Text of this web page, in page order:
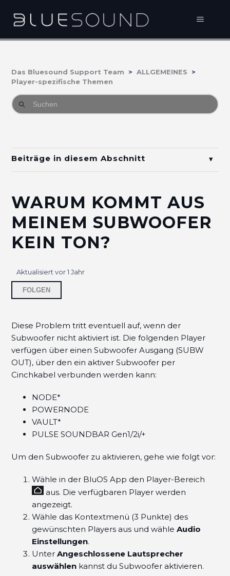
Das Bluesound Support Team
ALLGEMEINES
Player-spezifische Themen
Beiträge in diesem Abschnitt
Heimkino-Gruppen
Behebung von Erdschleifenproblemen mit dem
NODE ICON und XLR-Verbindungen
willkürlich auf den HDMI Eingang?
Warum erhalte ich eine Account Update
Unterstützen BluOS Player Dolby Inhalte?
Den PULSE FLEX ohne lokales Netzwerk
benutzen
Warum wurde meine CD als "Unbekannt" oder
mit falschen Daten gerippt?
WARUM KOMMT AUS
MEINEM SUBWOOFER
KEIN TON?
Aktualisiertvor 1 Jahr
FOLGEN
Diese Problem tritt eventuell auf, wenn der
Subwoofer nicht aktiviert ist. Die folgenden Player
verfügen über einen Subwoofer Ausgang (SUBW
OUT), über den ein aktiver Subwoofer per
Cinchkabel verbunden werden kann:
NODE*
POWERNODE
VAULT*
PULSE SOUNDBAR Gen1/2i/+
Um den Subwoofer zu aktivieren, gehe wie folgt vor:
Wähle in der BluOS App den Player-Bereich
aus. Die verfügbaren Player werden
angezeigt.
Wähle das Kontextmenü (3 Punkte) des
gewünschten Players aus und wähleAudio
Einstellungen.
UnterAngeschlossene Lautsprecher
auswählen kannst du Subwoofer aktivieren.